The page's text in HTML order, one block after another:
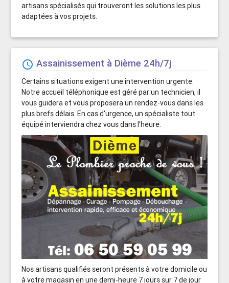
artisans spécialisés qui trouveront les solutions les plus
adaptées à vos projets.
schedule Assainissement à Dième 24h/7j
Certains situations exigent une intervention urgente.
Notre accueil téléphonique est géré par un technicien, il
vous guidera et vous proposera un rendez-vous dans les
plus brefs délais. En cas d'urgence, un spécialiste tout
équipé interviendra chez vous dans l'heure.
Nos artisans qualifiés seront présents à votre domicile ou
à votre magasin en une demi-heure 7 jours sur 7 de jour